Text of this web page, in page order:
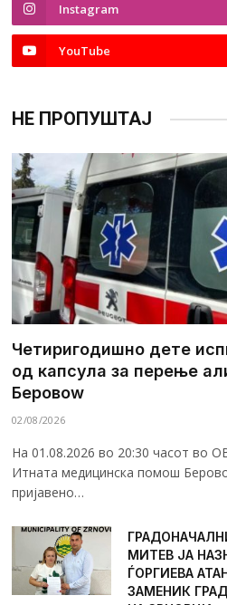
Instagram
YouTube
НЕ ПРОПУШТАЈ
Четиригодишно дете
од капсула за перење
Беровоw
02/08/2026
На 01.08.2026 во 20:30 часот во
Итната медицинска помош
пријавено…
МИТЕВ ЈА
ЃОРГИЕВА
ЗАМЕНИК